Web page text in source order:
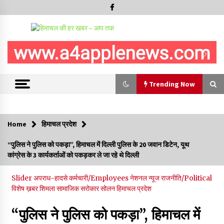
Trending Now
आपदा के दौरान मीडिया संचार एवं सूचना प्रबंधन पर शिमला में एक दिवसीय
ओरिएंटेशन कार्यशाला आयोजित
06/08/2026
नेता प्रतिपक्ष जयराम के आरोप निराधार, सबूत हैं तो सार्वजनिक करें: नरेश
06/08/2026
Home हिमाचल प्रदेश
“पुलिस ने पुलिस को पकड़ा”, हिमाचल में दिल्ली पुलिस के 20 जवान डिटेन, यूथ
कांग्रेस के 3 कार्यकर्ताओं को पकड़कर ले जा रहे थे दिल्ली
Sliderअपराध-हादसेकर्मचारी/Employeesनेशनल न्यूजराजनीति/Political
विशेष ख़बरशिमलासामाजिक सरोकारसोलनहिमाचल प्रदेश
“पुलिस ने पुलिस को पकड़ा”, हिमाचल में